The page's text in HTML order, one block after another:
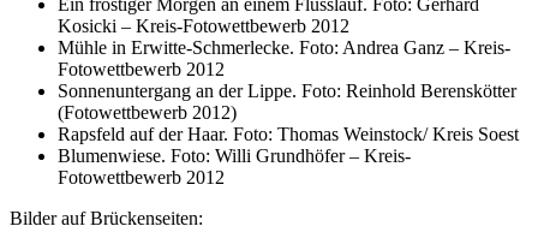
Ein frostiger Morgen an einem Flusslauf. Foto: Gerhard
Kosicki – Kreis-Fotowettbewerb 2012
Mühle in Erwitte-Schmerlecke. Foto: Andrea Ganz – Kreis-
Fotowettbewerb 2012
Sonnenuntergang an der Lippe. Foto: Reinhold Berenskötter
(Fotowettbewerb 2012)
Rapsfeld auf der Haar. Foto: Thomas Weinstock/ Kreis Soest
Blumenwiese. Foto: Willi Grundhöfer – Kreis-
Fotowettbewerb 2012
Bilder auf Brückenseiten: